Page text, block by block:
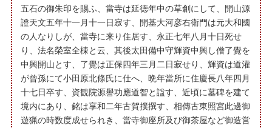
五石の御朱印を賜ふ、當寺は延徳年中の草創にして、開山源
證天文五年十一月十一日寂す、開基大河彦右衛門は元大和國
の人なりしが、當寺に来り住居す、永正七年八月十日死せ
り、法名榮室全棟と云、其後太田備中守輝資中興し僧了覺を
中興開山とす、了覺は正保四年三月二日寂せり、輝資は道灌
が曾孫にて小田原北條氏に仕へ、晩年當所に住慶長八年四月
十七日卒す、資観院源譽功應道智と諡す、近頃に墓碑を建て
境内にあり、銘は享和二年古賀撲撰す、相傳古東照宮此邊御
遊猟の時数度成せられき、當寺御座所及び御茶屋など御造営